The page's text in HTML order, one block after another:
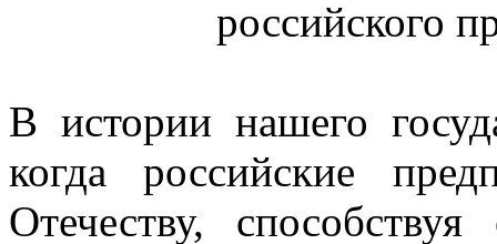
российского
В истории нашего
когда российские
Отечеству,